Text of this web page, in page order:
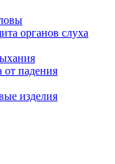
органов слуха
от падения
изделия